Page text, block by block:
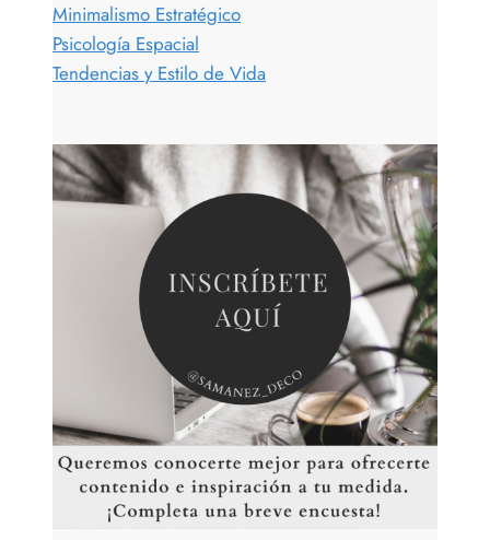
Minimalismo Estratégico
Psicología Espacial
Tendencias y Estilo de Vida